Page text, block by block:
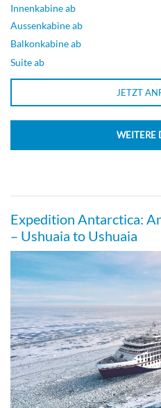
Innenkabine ab
Aussenkabine ab
Balkonkabine ab
Suite ab
JETZT
WEITERE
Expedition Antarctica:
– Ushuaia to Ushuaia